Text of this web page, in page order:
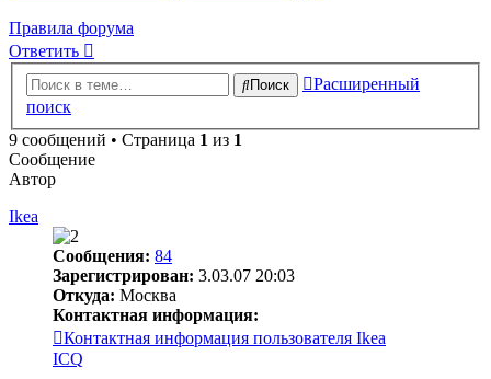
Правила форума
Ответить
Поиск
Расширенный
поиск
9 сообщений • Страница 1 из 1
Сообщение
Автор
Ikea
Сообщения: 84
Зарегистрирован: 3.03.07 20:03
Откуда: Москва
Контактная информация:
Контактная информация пользователя Ikea
ICQ